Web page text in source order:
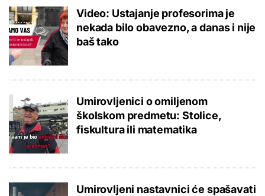
Video: Ustajanje profesorima je
nekada bilo obavezno, a danas i nije
baš tako
Umirovljenici o omiljenom
školskom predmetu: Stolice,
fiskultura ili matematika
Umirovljeni nastavnici će spašavati